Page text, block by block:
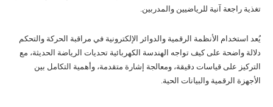
تغذية راجعة آنية للرياضيين والمدربين.
يُعد استخدام الأنظمة الرقمية والدوائر الإلكترونية في مراقبة الحركة والتحكم
دلالة واضحة على كيف تواجه الهندسة الكهربائية تحديات الرياضة الحديثة، مع
التركيز على قياسات دقيقة، ومعالجة إشارة متقدمة، وأهمية التكامل بين
الأجهزة الرقمية والبيانات الحية.